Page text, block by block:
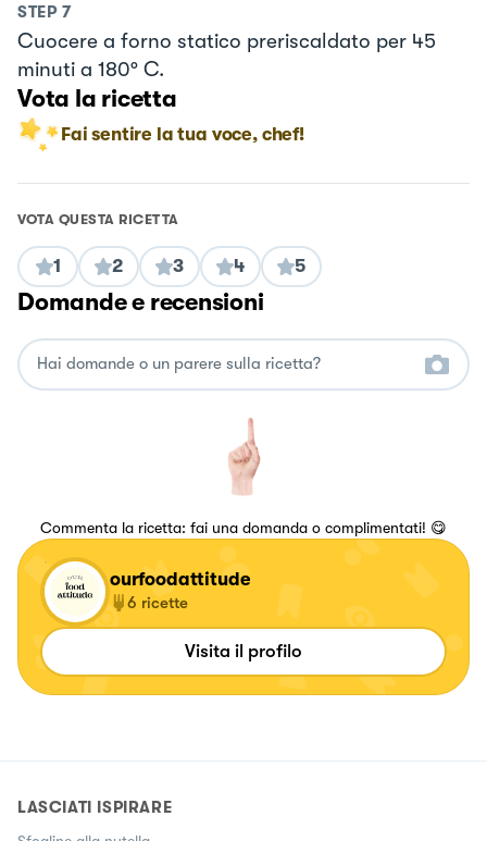
STEP 7
Cuocere a forno statico preriscaldato per 45
minuti a 180° C.
Vota la ricetta
Fai sentire la tua voce, chef!
VOTA QUESTA RICETTA
1 2 3 4 5
Domande e recensioni
Commenta la ricetta: fai una domanda o complimentati! 😋
ourfoodattitude
6 ricette
Visita il profilo
LASCIATI ISPIRARE